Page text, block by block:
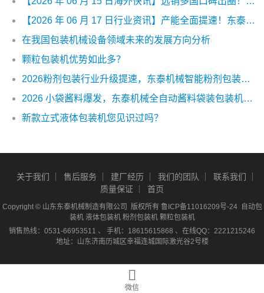
【2026 年 06 月 17 日行业资讯】产能全面提速！东泰机械高速酱料包装机批量交付，深度合作国内上千家食品加工企业
在我国包装机械设备领域未来的发展方向分析
颗粒包装机优势如此多？
2026粉剂包装行业升级提速，东泰机械智能粉剂包装机破解粉尘、精度、产能三大难题
2026 小袋酱料爆发，东泰机械全自动酱料袋装包装机，5–500g 精准灌装，效率提升 4 倍
新款立式液体包装机您见识过吗？
关于我们 售后服务 建厂经历 我们的团队
联系我们
质量保证
首页
Copyright © 山东东泰机械制造有限公司 版权所有 鲁ICP备11016209号-24自动包
装机 液体包装机 粉剂包装机 颗粒包装机
销售热线：0531-66953511 、 手机：18615615868 、在线QQ：2221215246
地址：山东济南历城区幸福连城国际激光谷2号楼
微信